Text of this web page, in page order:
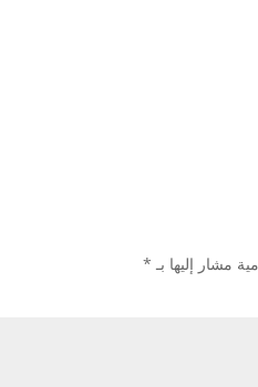
مشار إليها بـ *